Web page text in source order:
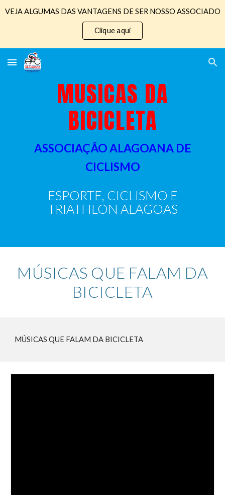
VEJA ALGUMAS DAS VANTAGENS DE SER NOSSO ASSOCIADO
Clique aqui
MUSICAS DA
BICICLETA
ASSOCIAÇÃO ALAGOANA DE
CICLISMO
ESPORTE, CICLISMO E
TRIATHLON ALAGOAS
MÚSICAS QUE FALAM DA
BICICLETA
MÚSICAS QUE FALAM DA BICICLETA